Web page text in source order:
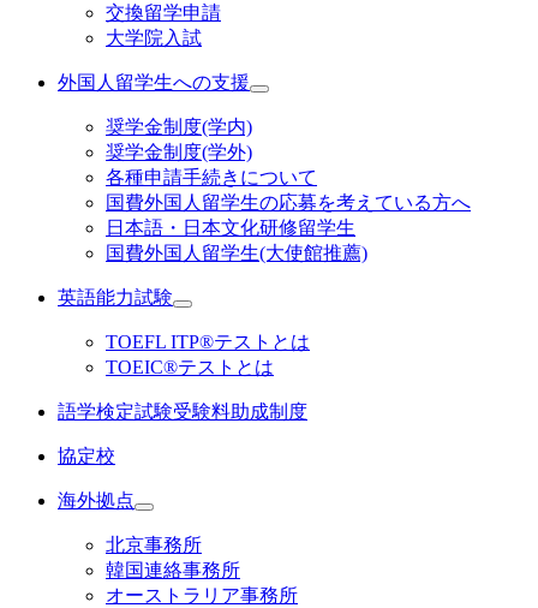
交換留学申請
大学院入試
外国人留学生への支援
奨学金制度(学内)
奨学金制度(学外)
各種申請手続きについて
国費外国人留学生の応募を考えている方へ
日本語・日本文化研修留学生
国費外国人留学生(大使館推薦)
英語能力試験
TOEFL ITP®テストとは
TOEIC®テストとは
語学検定試験受験料助成制度
協定校
海外拠点
北京事務所
韓国連絡事務所
オーストラリア事務所